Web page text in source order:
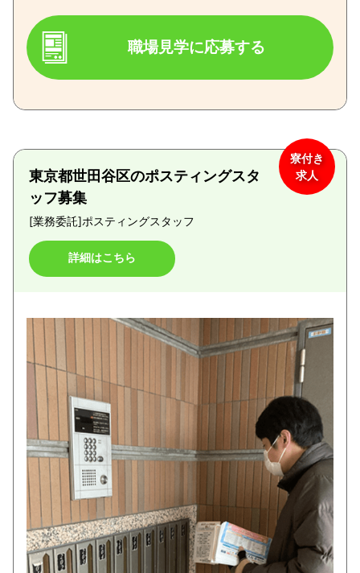
職場見学に応募する
東京都世田谷区のポスティングスタ
ッフ募集
[業務委託]ポスティングスタッフ
詳細はこちら
寮付き
求人